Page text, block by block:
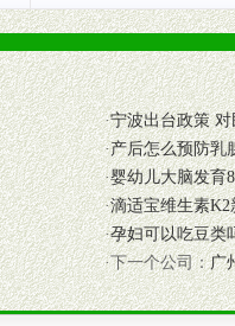
动市场销售，提供终端物料
来自公司的行销计划，产品
物。
中国妈妈、宝宝提供完善的
取得联系。
以及合作加盟流程。
·宁波出台政策
·产后怎么预防乳
·婴幼儿大脑发育
·滴适宝维生素
·孕妇可以吃豆类
·下一个公司：广